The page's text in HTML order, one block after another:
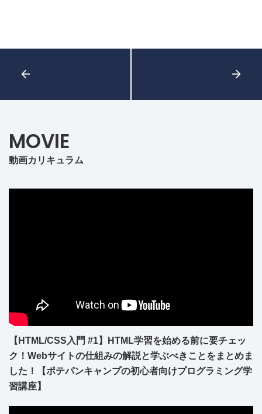
MOVIE
動画カリキュラム
【HTML/CSS入門 #1】HTML学習を始める前に要チェッ
ク！Webサイトの仕組みの解説と学ぶべきことをまとめま
した！【ポテパンキャンプの初心者向けプログラミング学
習講座】